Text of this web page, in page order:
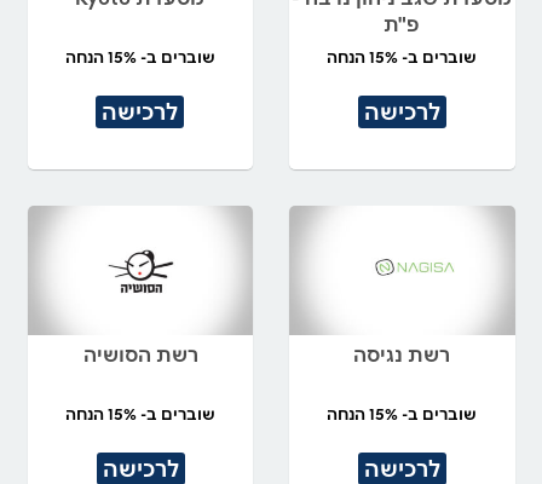
פ"ת
שוברים ב- 15% הנחה
לרכישה
שוברים ב- 15% הנחה
לרכישה
רשת נגיסה
שוברים ב- 15% הנחה
לרכישה
רשת הסושיה
שוברים ב- 15% הנחה
לרכישה